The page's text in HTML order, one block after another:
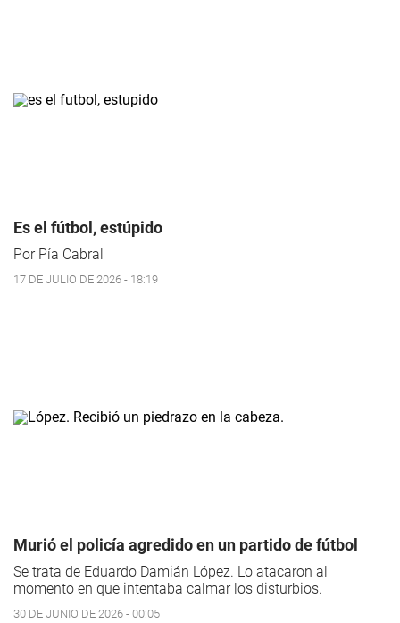
Es el fútbol, estúpido
Por Pía Cabral
17 DE JULIO DE 2026 - 18:19
Murió el policía agredido en un partido de fútbol
Se trata de Eduardo Damián López. Lo atacaron al
momento en que intentaba calmar los disturbios.
30 DE JUNIO DE 2026 - 00:05